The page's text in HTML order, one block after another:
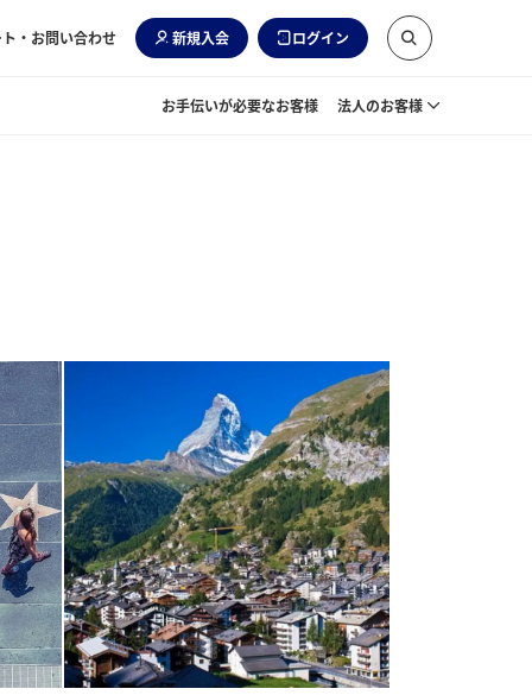
・お問い合わせ 新規入会 ログイン
お手伝いが必要なお客様 法人のお客様